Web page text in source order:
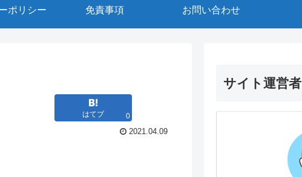
ポリシー 免責事項 お問い合わせ
はてブ
0
2021.04.09
サイト運営者